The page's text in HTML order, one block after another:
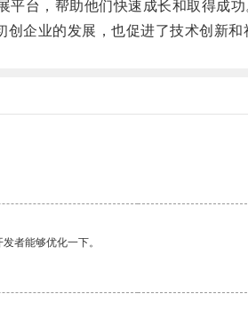
台，帮助他们快速成长和取得成功
企业的发展，也促进了技术创新和
者能够优化一下。